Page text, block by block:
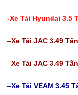
-Xe Tải Hyundai 3.5
–Xe Tải JAC 3.49
–Xe Tải JAC 3.49
–Xe Tải VEAM 3.45